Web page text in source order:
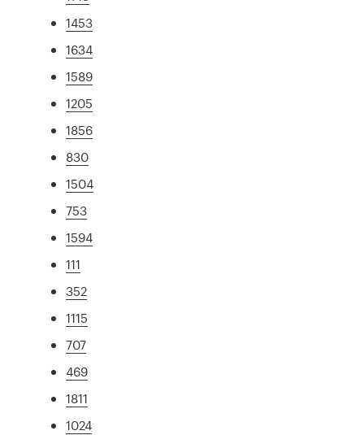
1453
1634
1589
1205
1856
830
1504
753
1594
111
352
1115
707
469
1811
1024